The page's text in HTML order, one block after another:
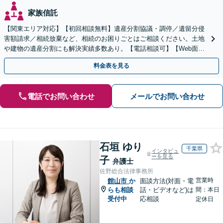
家族信託
【関東エリア対応】【初回相談無料】遺産分割協議・調停／遺留分侵
害額請求／相続放棄など、相続のお困りごとはご相談ください。土地
や建物の遺産分割にも解決実績多数あり。【電話相談可】【Web面談
可】遺言書作成や財産の整理など生前対策もサポート
料金表を見る
電話でお問い合わせ メールでお問い合わせ
石垣 ゆり
子 弁護士
インタビュ
ーを見る
千葉県
佐野総合法律事務所
館山市 か
らも相談
受付中
面談方法(対面・電
話・ビデオなど)は
応相談
営業時
間：本日
定休日